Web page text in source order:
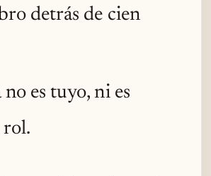
detrás de cien
es tuyo, ni es
rol.